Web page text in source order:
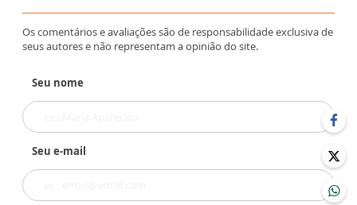
Os comentários e avaliações são de responsabilidade exclusiva de
seus autores e não representam a opinião do site.
Seu nome
Seu e-mail